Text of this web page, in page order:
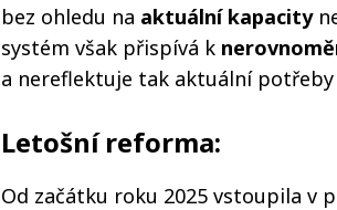
bez ohledu na aktuální kapacity
systém však přispívá k
a nereflektuje tak aktuální
Letošní reforma:
Od začátku roku 2025 vstoupila v